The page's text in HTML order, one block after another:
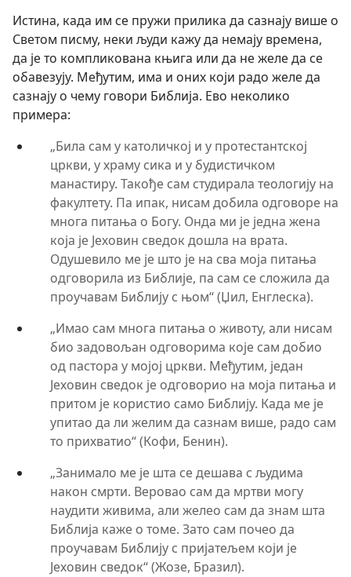
Истина, када им се пружи прилика да сазнају више о
Светом писму, неки људи кажу да немају времена,
да је то компликована књига или да не желе да се
обавезују. Међутим, има и оних који радо желе да
сазнају о чему говори Библија. Ево неколико
примера:
„Била сам у католичкој и у протестантској
цркви, у храму сика и у будистичком
манастиру. Такође сам студирала теологију на
факултету. Па ипак, нисам добила одговоре на
многа питања о Богу. Онда ми је једна жена
која је Јеховин сведок дошла на врата.
Одушевило ме је што је на сва моја питања
одговорила из Библије, па сам се сложила да
проучавам Библију с њом“ (Џил, Енглеска).
„Имао сам многа питања о животу, али нисам
био задовољан одговорима које сам добио
од пастора у мојој цркви. Међутим, један
Јеховин сведок је одговорио на моја питања и
притом је користио само Библију. Када ме је
упитао да ли желим да сазнам више, радо сам
то прихватио“ (Кофи, Бенин).
„Занимало ме је шта се дешава с људима
након смрти. Веровао сам да мртви могу
наудити живима, али желео сам да знам шта
Библија каже о томе. Зато сам почео да
проучавам Библију с пријатељем који је
Јеховин сведок“ (Жозе, Бразил).